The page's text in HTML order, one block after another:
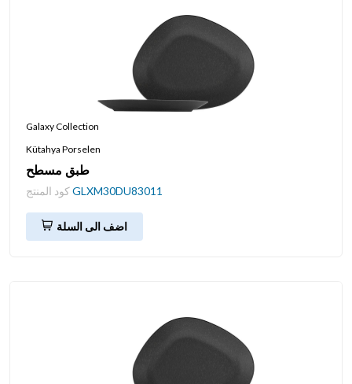
Galaxy Collection
Kütahya Porselen
طبق مسطح
GLXM30DU83011
اضف الى السلة